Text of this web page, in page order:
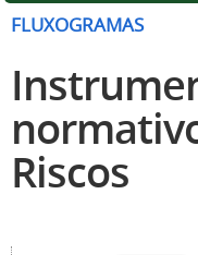
FLUXOGRAMAS
Riscos